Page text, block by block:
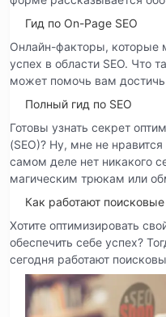
Гид по On-Page SEO
Онлайн-факторы, которые
успех в области SEO. Что
может помочь вам достичь
Полный гид по SEO
Готовы узнать секрет
(SEO)? Ну, мне не
самом деле нет никакого
магическим трюкам или
Как работают
Хотите оптимизировать
обеспечить себе успех?
сегодня работают